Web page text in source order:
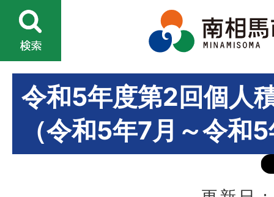
令和5年度第2回個人
（令和5年7月～令和